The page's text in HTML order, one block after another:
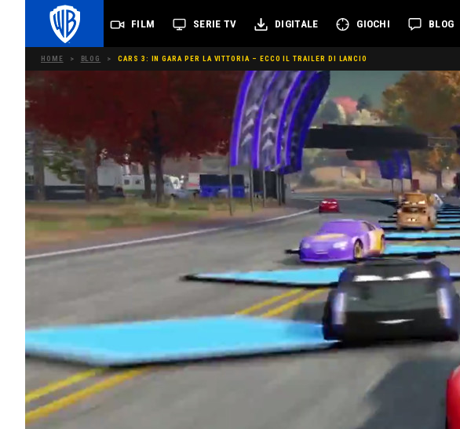
FILM SERIE TV DIGITALE GIOCHI BLOG
HOME > BLOG > CARS 3: IN GARA PER LA VITTORIA – ECCO IL TRAILER DI LANCIO